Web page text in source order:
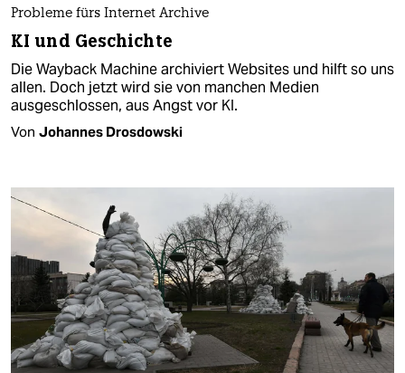
Probleme fürs Internet Archive
KI und Geschichte
Die Wayback Machine archiviert Websites und hilft so uns
allen. Doch jetzt wird sie von manchen Medien
ausgeschlossen, aus Angst vor KI.
Von Johannes Drosdowski